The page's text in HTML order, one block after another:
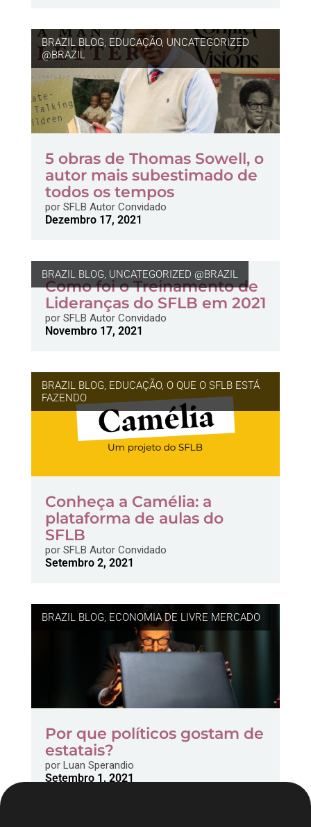
BRAZIL BLOG, EDUCAÇÃO, UNCATEGORIZED
@BRAZIL
5 obras de Thomas Sowell, o
autor mais subestimado de
todos os tempos
porSFLB Autor Convidado
Dezembro 17, 2021
BRAZIL BLOG, UNCATEGORIZED @BRAZIL
Como foi o Treinamento de
Lideranças do SFLB em 2021
porSFLB Autor Convidado
Novembro 17, 2021
BRAZIL BLOG, EDUCAÇÃO, O QUE O SFLB ESTÁ
FAZENDO
Conheça a Camélia: a
plataforma de aulas do
SFLB
porSFLB Autor Convidado
Setembro 2, 2021
BRAZIL BLOG, ECONOMIA DE LIVRE MERCADO
Por que políticos gostam de
estatais?
porLuan Sperandio
Setembro 1, 2021